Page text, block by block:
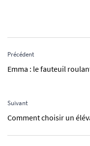
Précédent
Emma : le fauteuil
Suivant
Comment choisir un